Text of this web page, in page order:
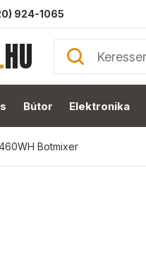
924-1065
HU
Bútor Elektronika
Botmixer